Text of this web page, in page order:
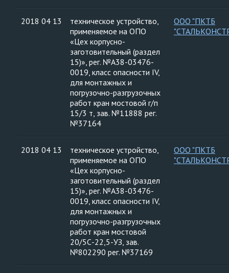
2018 04 13
техническое устройство,
применяемое на ОПО
«Цех корпусно-
заготовительный (раздел
15)», рег. №А38-03476-
0019, класс опасности IV,
для монтажных и
погрузочно-разгрузочных
работ кран мостовой г/п
15/3 т, зав. №11888 рег.
№37164
ООО "ПКТБ
2018 04 13
техническое устройство,
применяемое на ОПО
«Цех корпусно-
заготовительный (раздел
15)», рег. №А38-03476-
0019, класс опасности IV,
для монтажных и
погрузочно-разгрузочных
работ кран мостовой
20/5С-22,5-УЗ, зав.
№802290 рег. №37169
ООО "ПКТБ